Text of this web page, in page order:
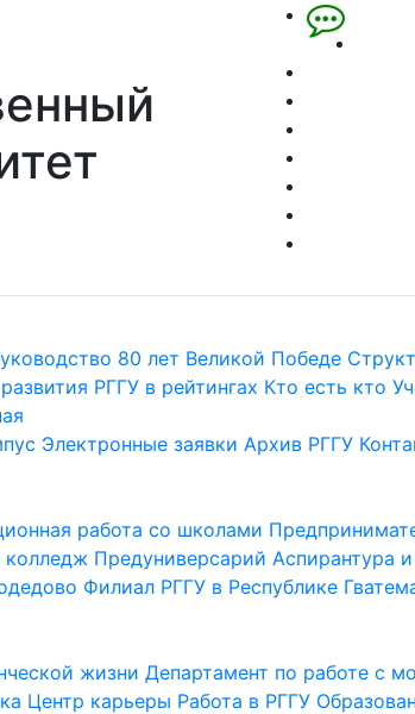
80 лет Великой Победе
РГГУ в рейтингах Кто есть кто
Электронные заявки Архив РГГУ
работа со школами
колледж Предуниверсарий Аспирантура
Филиал РГГУ в Республике
жизни Департамент по работе с
Центр карьеры Работа в РГГУ